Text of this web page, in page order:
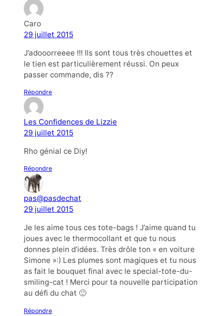
Caro
29 juillet 2015
J’adooorreeee !!! Ils sont tous très chouettes et
le tien est particulièrement réussi. On peux
passer commande, dis ??
Répondre
Les Confidences de Lizzie
29 juillet 2015
Rho génial ce Diy!
Répondre
pas@pasdechat
29 juillet 2015
Je les aime tous ces tote-bags ! J’aime quand tu
joues avec le thermocollant et que tu nous
donnes plein d’idées. Très drôle ton « en voiture
Simone »:) Les plumes sont magiques et tu nous
as fait le bouquet final avec le special-tote-du-
smiling-cat ! Merci pour ta nouvelle participation
au défi du chat 🙂
Répondre